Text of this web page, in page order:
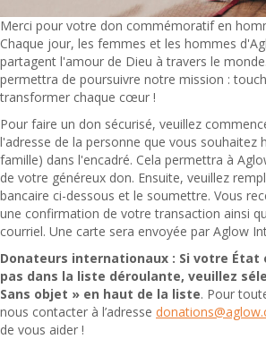
Merci pour votre don commémoratif en
Chaque jour, les femmes et les hommes
partagent l'amour de Dieu à travers le
permettra de poursuivre notre mission :
transformer chaque cœur !
Pour faire un don sécurisé, veuillez
l'adresse de la personne que vous souhaitez
famille) dans l'encadré. Cela permettra à
de votre généreux don. Ensuite, veuillez
bancaire ci-dessous et le soumettre. Vous
une confirmation de votre transaction ainsi
courriel. Une carte sera envoyée par Aglow
Donateurs internationaux : Si votre État
pas dans la liste déroulante, veuillez
Sans objet » en haut de la liste. Pour
nous contacter à l’adresse
de vous aider !